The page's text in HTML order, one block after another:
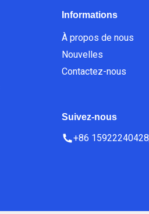
Informations
À propos de nous
Nouvelles
Contactez-nous
Suivez-nous
+86 15922240428